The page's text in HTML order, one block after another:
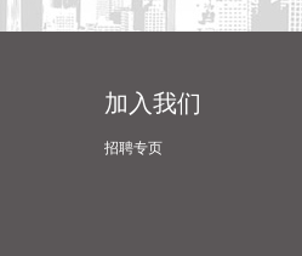
加入我们
招聘专页